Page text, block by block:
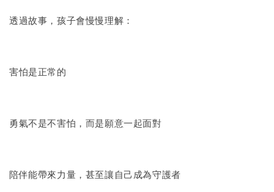
透過故事，孩子會慢慢理解：
害怕是正常的
勇氣不是不害怕，而是願意一起面對
陪伴能帶來力量，甚至讓自己成為守護者